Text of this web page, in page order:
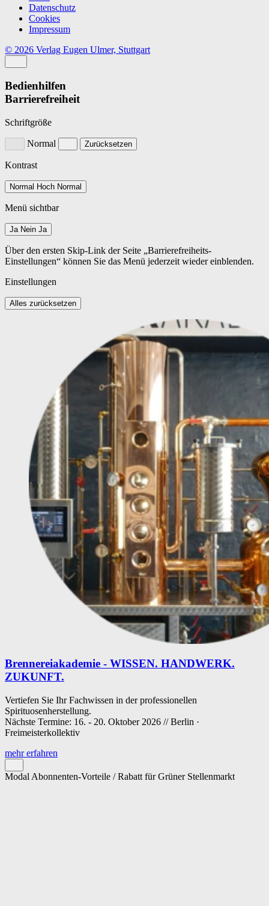
Datenschutz
Cookies
Impressum
© 2026 Verlag Eugen Ulmer, Stuttgart
Bedienhilfen
Barrierefreiheit
Schriftgröße
Normal Zurücksetzen
Kontrast
Normal Hoch Normal
Menü sichtbar
Ja Nein Ja
Über den ersten Skip-Link der Seite „Barrierefreiheits-
Einstellungen“ können Sie das Menü jederzeit wieder einblenden.
Einstellungen
Alles zurücksetzen
Brennereiakademie - WISSEN. HANDWERK.
ZUKUNFT.
Vertiefen Sie Ihr Fachwissen in der professionellen
Spirituosenherstellung.
Nächste Termine: 16. - 20. Oktober 2026 // Berlin ·
Freimeisterkollektiv
mehr erfahren
Modal Abonnenten-Vorteile / Rabatt für Grüner Stellenmarkt